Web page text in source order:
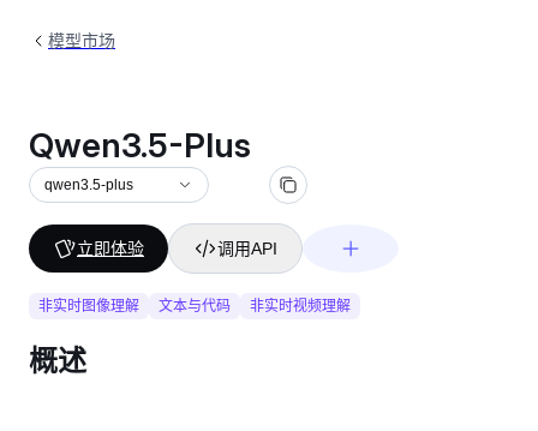
模型市场
Qwen3.5-Plus
qwen3.5-plus
立即体验 调用API
非实时图像理解 文本与代码 非实时视频理解
概述